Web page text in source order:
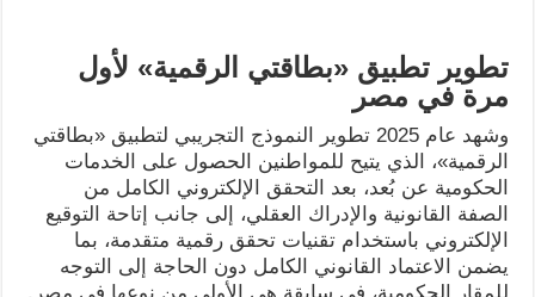
تطوير تطبيق «بطاقتي الرقمية» لأول
مرة في مصر
وشهد عام 2025 تطوير النموذج التجريبي لتطبيق «بطاقتي
الرقمية»، الذي يتيح للمواطنين الحصول على الخدمات
الحكومية عن بُعد، بعد التحقق الإلكتروني الكامل من
الصفة القانونية والإدراك العقلي، إلى جانب إتاحة التوقيع
الإلكتروني باستخدام تقنيات تحقق رقمية متقدمة، بما
يضمن الاعتماد القانوني الكامل دون الحاجة إلى التوجه